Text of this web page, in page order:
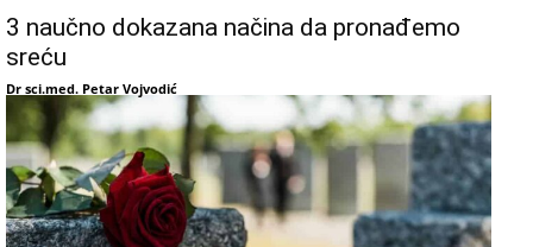
3 naučno dokazana načina da pronađemo
sreću
Dr sci.med. Petar Vojvodić